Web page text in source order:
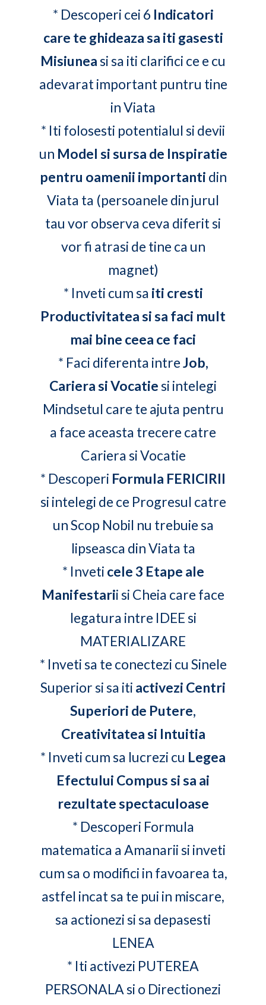
* Descoperi cei 6 Indicatori
care te ghideaza sa iti gasesti
Misiuneasi sa iti clarifici ce e cu
adevarat important puntru tine
in Viata
* Iti folosesti potentialul si devii
un Model si sursa de Inspiratie
pentru oamenii importanti din
Viata ta (persoanele din jurul
tau vor observa ceva diferit si
vor fi atrasi de tine ca un
magnet)
* Inveti cum sa iti cresti
Productivitatea si sa faci mult
mai bine ceea ce faci
* Faci diferenta intreJob,
Cariera si Vocatiesi intelegi
Mindsetul care te ajuta pentru
a face aceasta trecere catre
Cariera si Vocatie
* Descoperi Formula FERICIRII
si intelegi de ce Progresul catre
un Scop Nobil nu trebuie sa
lipseasca din Viata ta
* Inveti cele 3 Etape ale
Manifestarii si Cheia care face
legatura intre IDEE si
MATERIALIZARE
* Inveti sa te conectezi cu Sinele
Superior si sa iti activezi Centri
Superiori de Putere,
Creativitatea si Intuitia
* Inveti cum sa lucrezi cu Legea
Efectului Compus si sa ai
rezultate spectaculoase
* Descoperi Formula
matematica a Amanarii si inveti
cum sa o modifici in favoarea ta,
astfel incat sa te pui in miscare,
sa actionezi si sa depasesti
LENEA
* Iti activezi PUTEREA
PERSONALA si o Directionezi